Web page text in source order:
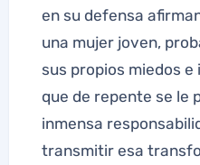
en su defensa
una mujer joven,
sus propios miedos
que de repente se le
inmensa
transmitir esa